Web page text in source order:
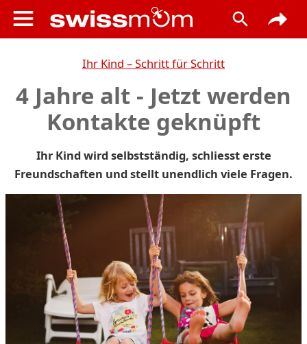
Ihr Kind – Schritt für Schritt
4 Jahre alt - Jetzt werden
Kontakte geknüpft
Ihr Kind wird selbstständig, schliesst erste
Freundschaften und stellt unendlich viele Fragen.